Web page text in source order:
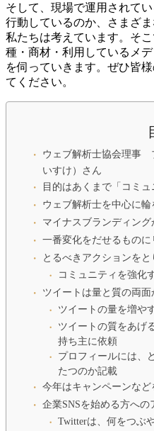
そして、現場で運用されて
行動しているのか、さまざ
私たちは考えています。そ
種・商材・利用しているメ
を伺っていきます。ぜひ皆
てください。
ウェブ解析士協会理事
いすけ）さん
目的はあくまで「コミュ
ウェブ解析士を中心に
マイナスブランディング
一番変化をだせるものに
とるべきアクションを
コミュニティを強化
ツイートは量と質の両面
ツイートの量を増や
ツイートの質をあげ
持ち主に依頼
プロフィールには、
たつのか記載
今年はキャンペーンな
企業SNSを始める方への
Twitterは、何をつぶ